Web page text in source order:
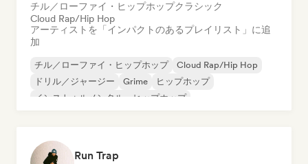
チル／ローファイ・ヒップホップクラシック
Cloud Rap/Hip Hop
アーティストを「インパクトのあるプレイリスト」に追
加
チル／ローファイ・ヒップホップ
Cloud Rap/Hip Hop
ドリル／ジャージー
Grime
ヒップホップ
インストゥルメンタル・ヒップホップ
Run Trap